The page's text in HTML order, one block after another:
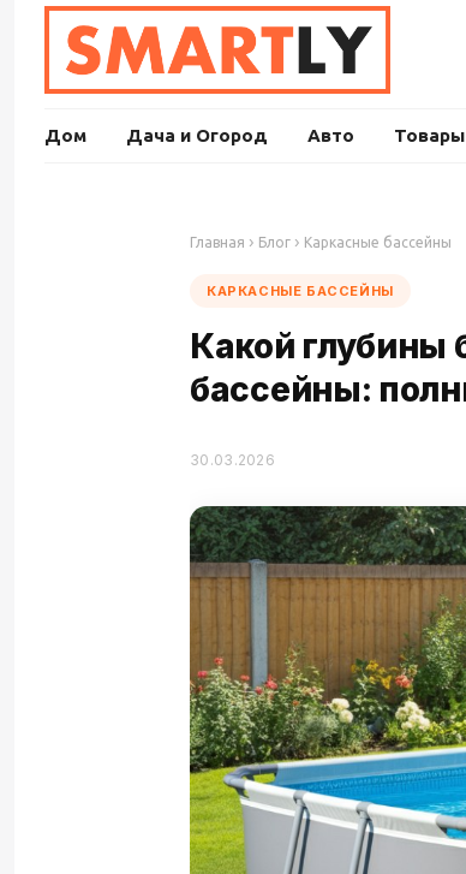
Дом Дача и Огород Авто
Главная › Блог › Каркасные бассейны
КАРКАСНЫЕ БАССЕЙНЫ
Какой
бассейны:
30.03.2026